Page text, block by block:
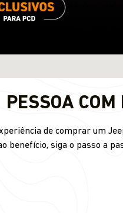
PESSOA
de comprar um
benefício, siga o passo a